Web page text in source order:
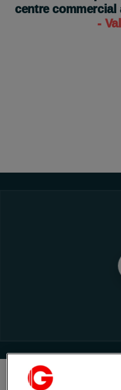
centre commercial
-